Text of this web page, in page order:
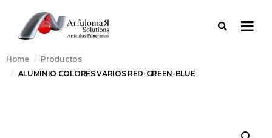
Home
Productos
ALUMINIO COLORES VARIOS RED-GREEN-BLUE